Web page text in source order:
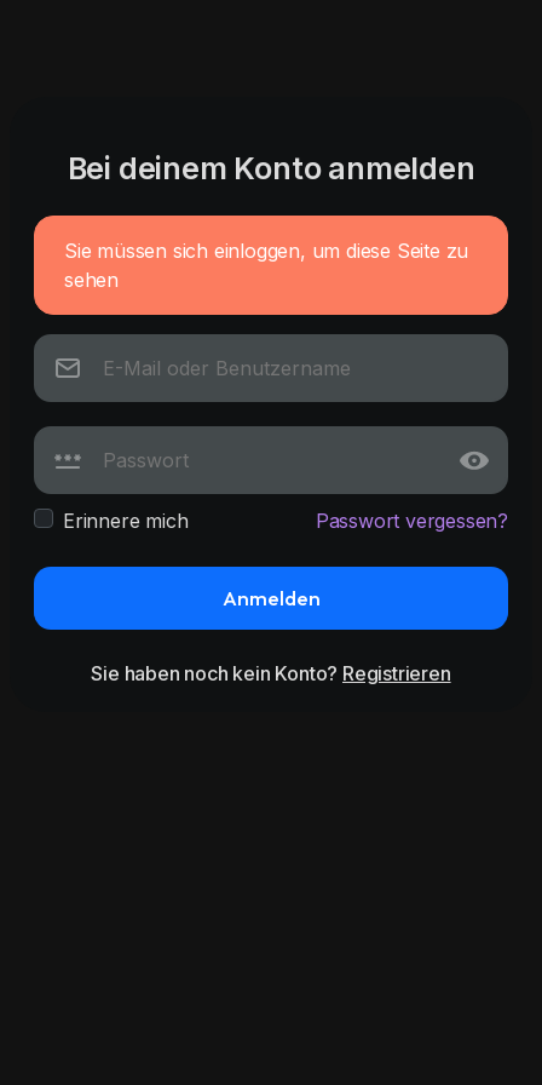
Bei deinem Konto anmelden
Sie müssen sich einloggen, um diese Seite zu
sehen
Erinnere mich Passwort vergessen?
Anmelden
Sie haben noch kein Konto? Registrieren